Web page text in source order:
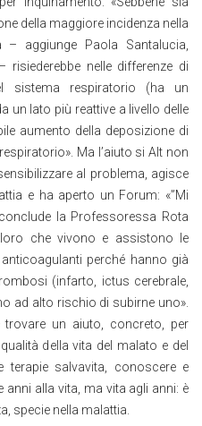
della maggiore incidenza nella
aggiunge Paola Santalucia,
risiederebbe nelle differenze di
sistema respiratorio (ha un
un lato più reattive a livello delle
aumento della deposizione di
Ma l’aiuto si Alt non
al problema, agisce
e ha aperto un Forum: «”Mi
la Professoressa Rota
che vivono e assistono le
perché hanno già
(infarto, ictus cerebrale,
ad alto rischio di subirne uno».
un aiuto, concreto, per
della vita del malato e del
terapie salvavita, conoscere e
alla vita, ma vita agli anni: è
specie nella malattia.